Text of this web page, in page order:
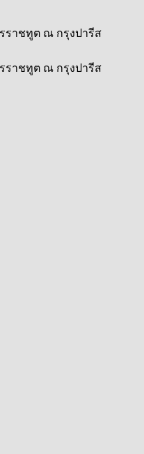
ราชทูต ณ กรุงปารีส
ราชทูต ณ กรุงปารีส